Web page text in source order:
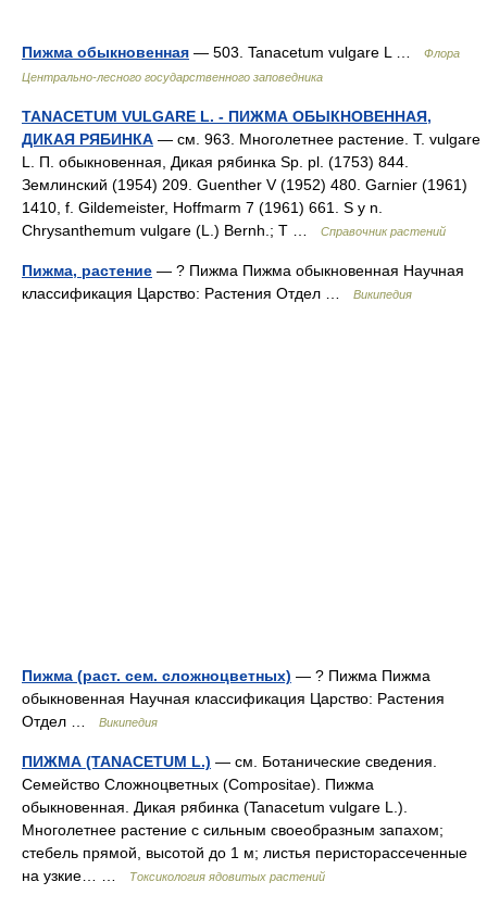
Пижма обыкновенная — 503. Tanacetum vulgare L …
Флора
Центрально-лесного государственного заповедника
TANACETUM VULGARE L. - ПИЖМА ОБЫКНОВЕННАЯ,
ДИКАЯ РЯБИНКА — см. 963. Многолетнее растение. Т. vulgare
L. П. обыкновенная, Дикая рябинка Sp. pl. (1753) 844.
Землинский (1954) 209. Guenther V (1952) 480. Garnier (1961)
1410, f. Gildemeister, Hoffmarm 7 (1961) 661. S у n.
Chrysanthemum vulgare (L.) Bernh.; T …
Справочник растений
Пижма, растение — ? Пижма Пижма обыкновенная Научная
классификация Царство: Растения Отдел …
Википедия
Пижма (раст. сем. сложноцветных) — ? Пижма Пижма
обыкновенная Научная классификация Царство: Растения
Отдел …
Википедия
ПИЖМА (TANACETUM L.) — см. Ботанические сведения.
Семейство Сложноцветных (Compositae). Пижма
обыкновенная. Дикая рябинка (Tanacetum vulgare L.).
Многолетнее растение с сильным своеобразным запахом;
стебель прямой, высотой до 1 м; листья перисторассеченные
на узкие… …
Токсикология ядовитых растений